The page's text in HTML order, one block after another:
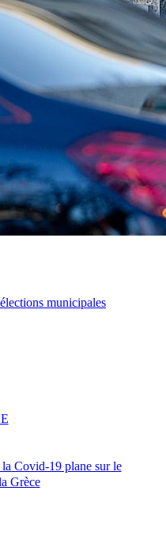
municipales
la Covid-19 plane sur le
Grèce